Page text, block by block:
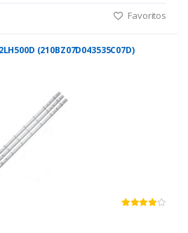
Favoritos
(210BZ07D043535C07D)